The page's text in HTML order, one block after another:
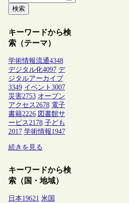
検索
キーワードから検
索（テーマ）
学術情報流通4348
デジタル化4097 デ
ジタルアーカイブ
3349 イベント 3007
災害2753 オープン
アクセス2678 電子
書籍2226 図書館サ
ービス2178 子ども
2017 学術情報1947
続きを見る
キーワードから検
索（国・地域）
日本19621 米国